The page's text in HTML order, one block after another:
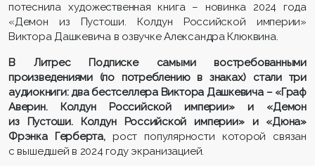
потеснила художественная книга – новинка 2024 года
«Демон из Пустоши. Колдун Российской империи»
Виктора Дашкевича в озвучке Александра Клюквина.
В Литрес Подписке самыми востребованными
произведениями (по потреблению в знаках) стали три
аудиокниги: два бестселлера Виктора Дашкевича –«Граф
Аверин. Колдун Российской империи» и «Демон
из Пустоши. Колдун Российской империи» и «Дюна»
Фрэнка Герберта, рост популярности которой связан
с вышедшей в 2024 году экранизацией.